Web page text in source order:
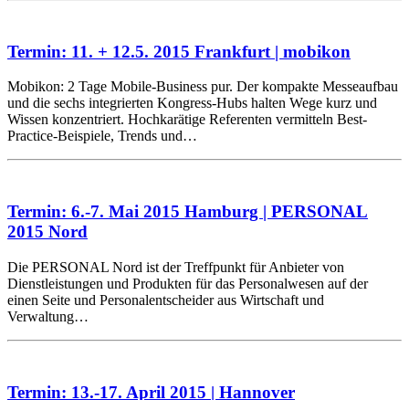
Termin: 11. + 12.5. 2015 Frankfurt | mobikon
Mobikon: 2 Tage Mobile-Business pur. Der kompakte Messeaufbau
und die sechs integrierten Kongress-Hubs halten Wege kurz und
Wissen konzentriert. Hochkarätige Referenten vermitteln Best-
Practice-Beispiele, Trends und…
Termin: 6.-7. Mai 2015 Hamburg | PERSONAL
2015 Nord
Die PERSONAL Nord ist der Treffpunkt für Anbieter von
Dienstleistungen und Produkten für das Personalwesen auf der
einen Seite und Personalentscheider aus Wirtschaft und
Verwaltung…
Termin: 13.-17. April 2015 | Hannover